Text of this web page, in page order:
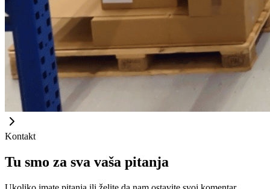
Kontakt
Tu smo za sva vaša pitanja